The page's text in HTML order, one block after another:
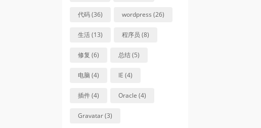
代码 (36) wordpress (26)
生活 (13) 程序员 (8)
修复 (6) 总结 (5)
电脑 (4) IE (4)
插件 (4) Oracle (4)
Gravatar (3)